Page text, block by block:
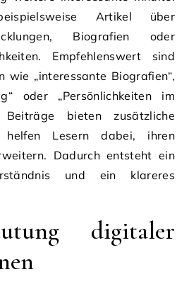
Artikel über
Biografien oder
Empfehlenswert sind
wie „interessante Biografien“,
oder „Persönlichkeiten im
Beiträge bieten zusätzliche
helfen Lesern dabei, ihren
Dadurch entsteht ein
und ein klareres
digitaler